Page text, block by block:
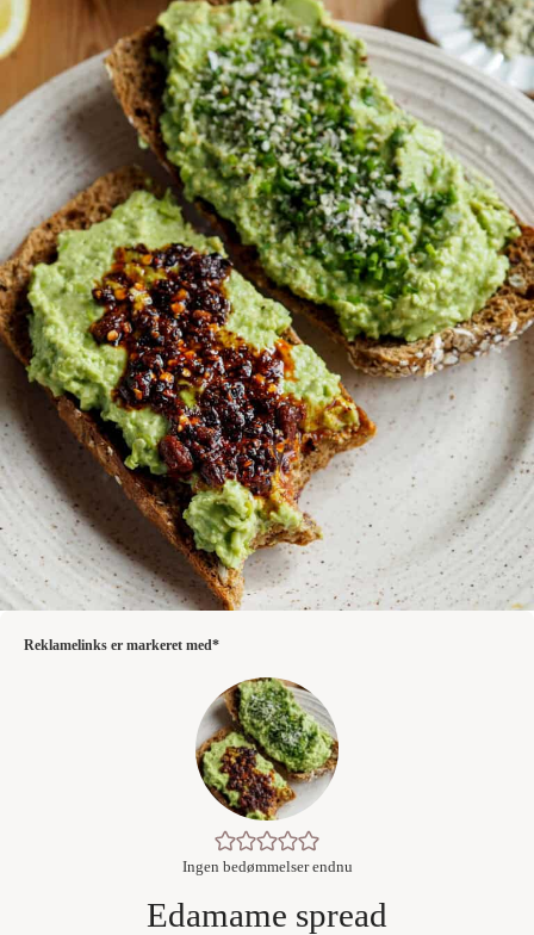
Reklamelinks er markeret med*
Ingen bedømmelser endnu
Edamame spread